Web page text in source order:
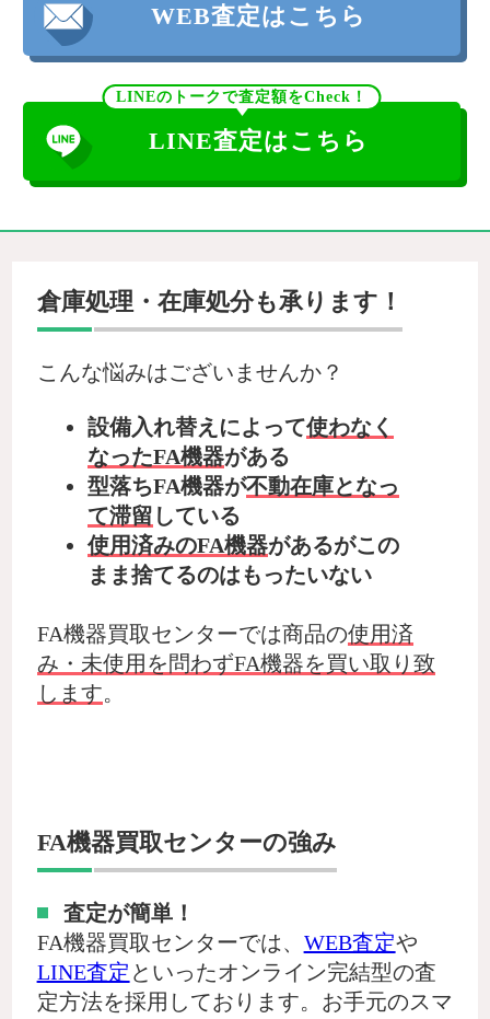
WEB査定はこちら
LINEのトークで査定額をCheck！
LINE査定はこちら
倉庫処理・在庫処分も承ります！
こんな悩みはございませんか？
設備入れ替えによって使わなく
なったFA機器がある
型落ちFA機器が不動在庫となっ
て滞留 している
使用済みのFA機器があるがこの
まま捨てるのはもったいない
FA機器買取センターでは商品の使用済
み・未使用を問わずFA機器を買い取り致
します。
FA機器買取センターの強み
査定が簡単！
FA機器買取センターでは、 WEB査定や
LINE査定 といったオンライン完結型の査
定方法を採用しております。お手元のスマ